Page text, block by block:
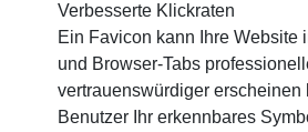
Verbesserte Klickraten
Ein Favicon kann Ihre Website
und Browser-Tabs
vertrauenswürdiger erscheinen
Benutzer Ihr erkennbares